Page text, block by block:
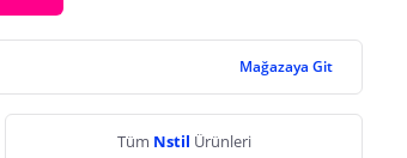
Mağazaya Git
Tüm Nstil Ürünleri